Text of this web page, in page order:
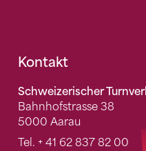
Fusszeile
Kontakt
Schweizerischer
Bahnhofstrasse 38
5000 Aarau
Tel. + 41 62 837 82 00